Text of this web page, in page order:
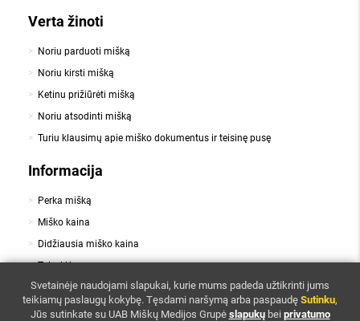
Verta žinoti
Noriu parduoti mišką
Noriu kirsti mišką
Ketinu prižiūrėti mišką
Noriu atsodinti mišką
Turiu klausimų apie miško dokumentus ir teisinę pusę
Informacija
Perka mišką
Miško kaina
Didžiausia miško kaina
Taisyklės
Slapukai, Privatumo politika
Kontaktai
Svetainėje naudojami slapukai, kurie mums padeda užtikrinti jums
teikiamų paslaugų kokybę. Tęsdami naršymą arba paspaudę Sutinku,
Jūs sutinkate su UAB Miškų Medijos Grupė slapukųbei privatumo